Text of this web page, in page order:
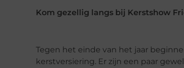
Kom gezellig langs bij Kerstshow
Tegen het einde van het jaar
kerstversiering. Er zijn een paar